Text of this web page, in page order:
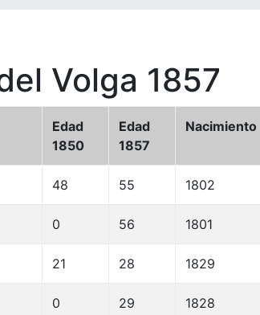
Volga 1857
Edad
1850
Edad
1857
Nacimiento
48 55 1802
0 56 1801
21 28 1829
0 29 1828